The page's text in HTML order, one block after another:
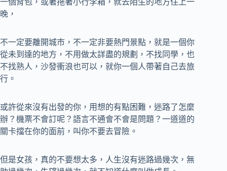
一個背包，或著拖著小行李箱，就去陌生的地方住上一
晚，
不一定要離開城市，不一定非要熱門景點，就是一個你
從未到達的地方，不用做太詳盡的規劃，不找同學，也
不找熟人，沙發衝浪也可以，就你一個人帶著自己去旅
行。
或許從來沒有出發的你，用想的有點困難，迷路了怎麼
辦？機票不會訂呢？語言不通會不會是問題？一道道的
關卡擋在你的面前，叫你不要去冒險。
但是女孩，真的不要想太多，人生沒有迷路過幾次，無